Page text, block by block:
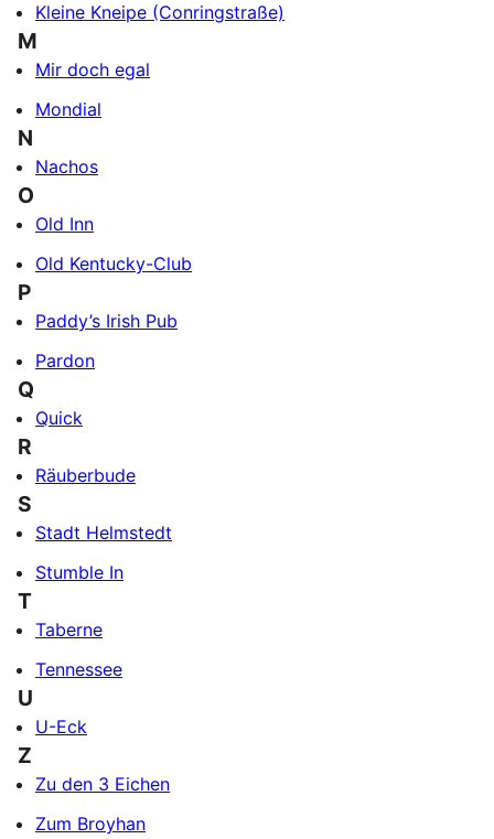
Kleine Kneipe (Conringstraße)
M
Mir doch egal
Mondial
N
Nachos
O
Old Inn
Old Kentucky-Club
P
Paddy’s Irish Pub
Pardon
Q
Quick
R
Räuberbude
S
Stadt Helmstedt
Stumble In
T
Taberne
Tennessee
U
U-Eck
Z
Zu den 3 Eichen
Zum Broyhan